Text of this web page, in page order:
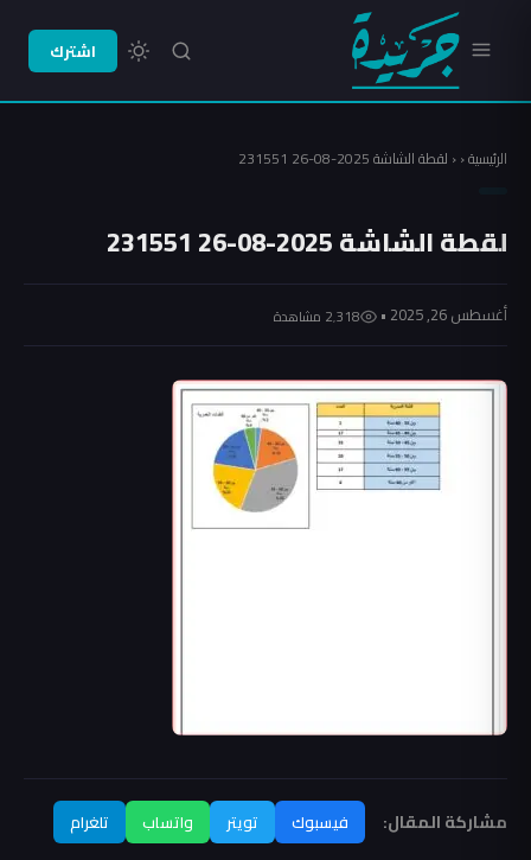
اشترك
الرئيسية‹
‹ لقطة الشاشة 2025-08-26 231551
لقطة الشاشة 2025-08-26 231551
أغسطس 26, 2025 • 2٬318 مشاهدة
مشاركة المقال: فيسبوك تويتر واتساب تلغرام